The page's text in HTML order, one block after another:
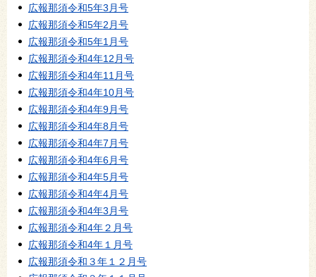
広報那須令和5年3月号
広報那須令和5年2月号
広報那須令和5年1月号
広報那須令和4年12月号
広報那須令和4年11月号
広報那須令和4年10月号
広報那須令和4年9月号
広報那須令和4年8月号
広報那須令和4年7月号
広報那須令和4年6月号
広報那須令和4年5月号
広報那須令和4年4月号
広報那須令和4年3月号
広報那須令和4年２月号
広報那須令和4年１月号
広報那須令和３年１２月号